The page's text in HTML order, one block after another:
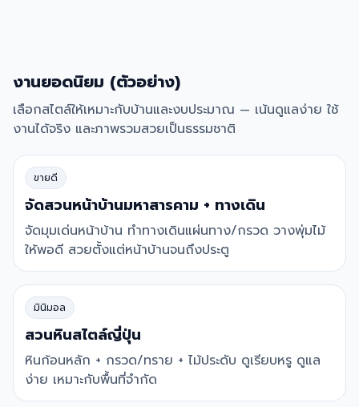
งานยอดนิยม (ตัวอย่าง)
เลือกสไตล์ให้เหมาะกับบ้านและงบประมาณ — เน้นดูแลง่าย ใช้
งานได้จริง และภาพรวมสวยเป็นธรรมชาติ
ขายดี
จัดสวนหน้าบ้านมหาสารคาม + ทางเดิน
จัดมุมเด่นหน้าบ้าน ทำทางเดินแผ่นทาง/กรวด วางพุ่มไม้
ให้พอดี สวยตั้งแต่หน้าบ้านจนถึงประตู
มินิมอล
สวนหินสไตล์ญี่ปุ่น
หินก้อนหลัก + กรวด/ทราย + ไม้ประดับ ดูเรียบหรู ดูแล
ง่าย เหมาะกับพื้นที่จำกัด